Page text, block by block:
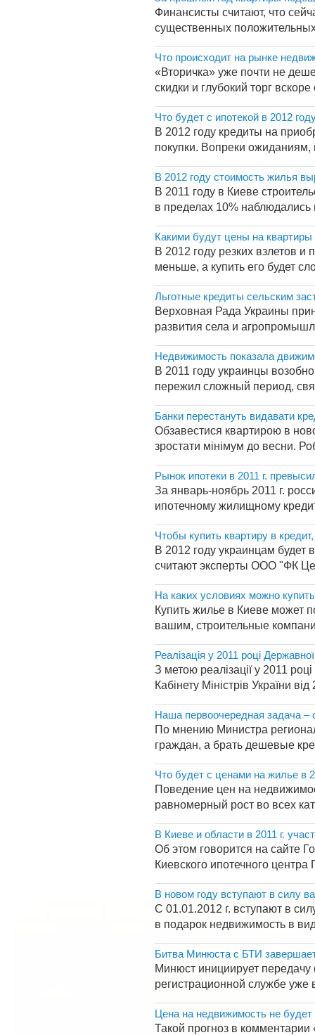
Финансисты считают, что
существенных
Что происходит на рынке
«Вторичка» уже почти не
скидки и глубокий торг
Что будет с ипотекой в 2012
В 2012 году кредиты на
покупки. Вопреки ожиданиям,
В 2012 году стоимость жилья
В 2011 году в Киеве
в пределах 10%
Какими будут цены на
В 2012 году резких взлетов и
меньше, а купить его будет
Льготные кредиты сельским
Верховная Рада Украины
развития села и
Недвижимость показала
В 2011 году украинцы
пережил сложный период,
Банки перестануть видавати
Обзавестися квартирою в
зростати мінімум до весни.
Рынок ипотеки в 2011 г.
За январь-ноябрь 2011 г.
ипотечному жилищному
Чтобы купить квартиру в
В 2012 году украинцам
считают эксперты ООО "ФК
На каких условиях можно
Купить жилье в Киеве может
вашим, строительные
Реалізація у 2011 році
З метою реалізації у 2011
Кабінету Міністрів України
Наша первоочередная задача
По мнению Министра
граждан, а брать дешевые
Что будет с ценами на жилье в
Поведение цен на
равномерный рост во всех
В Киеве и области в 2011 г.
Об этом говорится на сайте
Киевского ипотечного
В новом году вступают в силу
С 01.01.2012 г. вступают в
в подарок недвижимость в
Битва Минюста с БТИ
Минюст инициирует передачу
регистрационной службе
Цена на недвижимость не будет
Такой прогноз в